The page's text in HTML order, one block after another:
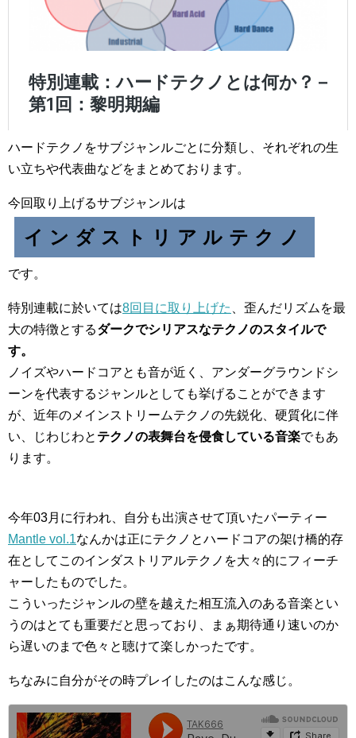
ハードテクノをサブジャンルごとに分類し、それぞれの生
い立ちや代表曲などをまとめております。
今回取り上げるサブジャンルは
インダストリアルテクノ
です。
特別連載に於いては8回目に取り上げた
、歪んだリズムを最
大の特徴とするダークでシリアスなテクノのスタイルで
す。
ノイズやハードコアとも音が近く、アンダーグラウンドシ
ーンを代表するジャンルとしても挙げることができます
が、近年のメインストリームテクノの先鋭化、硬質化に伴
い、じわじわと テクノの表舞台を侵食している音楽でもあ
ります。
今年03月に行われ、自分も出演させて頂いたパーティー
Mantle vol.1なんかは正にテクノとハードコアの架け橋的存
在としてこのインダストリアルテクノを大々的にフィーチ
ャーしたものでした。
こういったジャンルの壁を越えた相互流入のある音楽とい
うのはとても重要だと思っており、まぁ期待通り速いのか
ら遅いのまで色々と聴けて楽しかったです。
ちなみに自分がその時プレイしたのはこんな感じ。